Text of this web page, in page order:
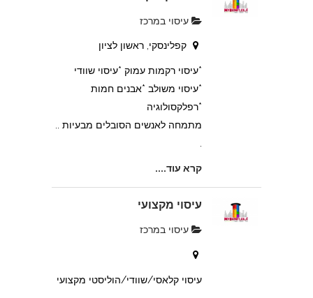
עיסוי במרכז
קפלינסקי, ראשון לציון
*עיסוי רקמות עמוק *עיסוי שוודי
*עיסוי משולב *אבנים חמות
*רפלקסולוגיה
מתמחה לאנשים הסובלים מבעיות ..
.
קרא עוד....
עיסוי מקצועי
עיסוי במרכז
עיסוי קלאסי/שוודי/הוליסטי מקצועי